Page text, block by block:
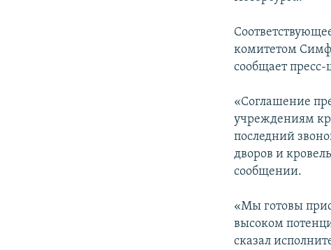
комитетом
сообщает пресс-
«Соглашение
учреждениям
последний
дворов и
сообщении.
«Мы готовы
высоком
сказал